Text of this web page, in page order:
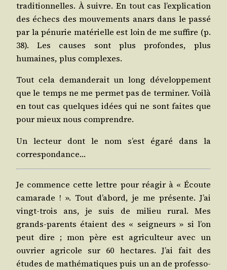
tra­di­tion­nelles. À suivre. En tout cas l’explication
des échecs des mou­ve­ments anars dans le pas­sé
par la pénu­rie maté­rielle est loin de me suf­fire (p.
38). Les causes sont plus pro­fondes, plus
humaines, plus complexes.
Tout cela deman­de­rait un long déve­lop­pe­ment
que le temps ne me per­met pas de ter­mi­ner. Voi­là
en tout cas quelques idées qui ne sont faites que
pour mieux nous comprendre.
Un lec­teur dont le nom s’est éga­ré dans la
correspondance…
Je com­mence cette lettre pour réagir à « Écoute
cama­rade ! ». Tout d’abord, je me pré­sente. J’ai
vingt-trois ans, je suis de milieu rural. Mes
grands-parents étaient des « sei­gneurs » si l’on
peut dire ; mon père est agri­cul­teur avec un
ouvrier agri­cole sur 60 hec­tares. J’ai fait des
études de mathé­ma­tiques puis un an de pro­fes­so­